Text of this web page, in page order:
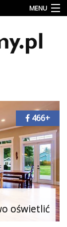
MENU
oświetlić
466+